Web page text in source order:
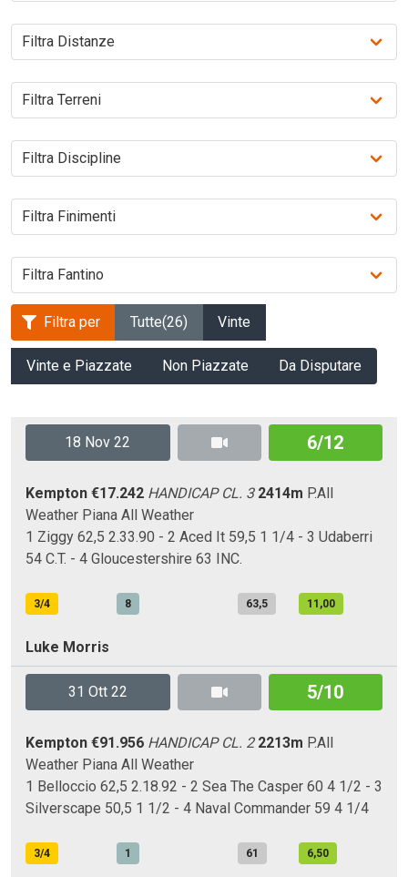
Filtra per Tutte(26) Vinte
Vinte e Piazzate Non Piazzate Da Disputare
18 Nov 22 6/12
Kempton €17.242 HANDICAP CL. 3 2414m P.All
Weather Piana All Weather
1 Ziggy 62,5 2.33.90 - 2 Aced It 59,5 1 1/4 - 3 Udaberri
54 C.T. - 4 Gloucestershire 63 INC.
3/4 8 63,5 11,00
Luke Morris
31 Ott 22 5/10
Kempton €91.956 HANDICAP CL. 2 2213m P.All
Weather Piana All Weather
1 Belloccio 62,5 2.18.92 - 2 Sea The Casper 60 4 1/2 - 3
Silverscape 50,5 1 1/2 - 4 Naval Commander 59 4 1/4
3/4 1 61 6,50